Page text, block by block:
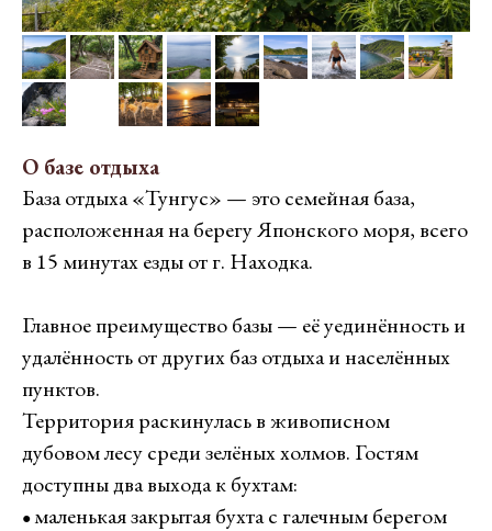
О базе отдыха
База отдыха «Тунгус» — это семейная база,
расположенная на берегу Японского моря, всего
в 15 минутах езды от г. Находка.
Главное преимущество базы — её уединённость и
удалённость от других баз отдыха и населённых
пунктов.
Территория раскинулась в живописном
дубовом лесу среди зелёных холмов. Гостям
доступны два выхода к бухтам:
●маленькая закрытая бухта с галечным берегом